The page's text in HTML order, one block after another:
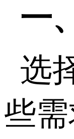
一
选
些